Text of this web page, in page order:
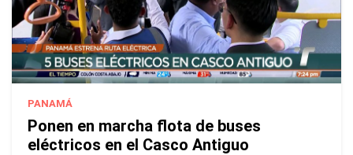
PANAMÁ
Ponen en marcha flota de buses
eléctricos en el Casco Antiguo